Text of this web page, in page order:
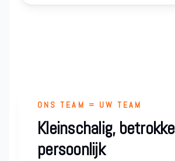
ONS TEAM = UW TEAM
Kleinschalig,
persoonlijk